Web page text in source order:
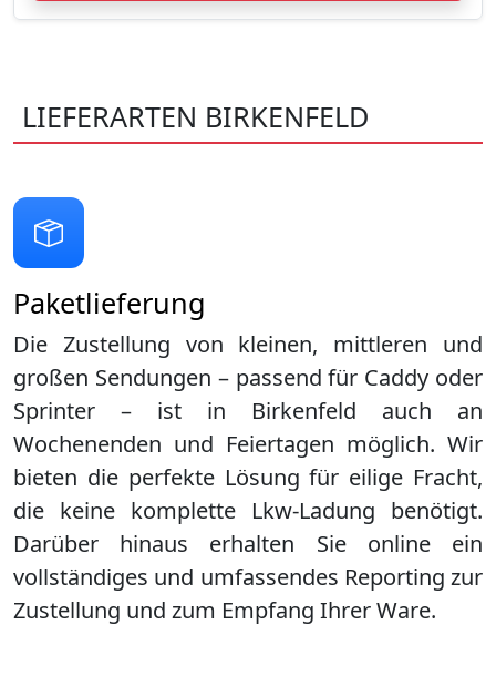
LIEFERARTEN BIRKENFELD
Paketlieferung
Die Zustellung von kleinen, mittleren und
großen Sendungen – passend für Caddy oder
Sprinter – ist in Birkenfeld auch an
Wochenenden und Feiertagen möglich. Wir
bieten die perfekte Lösung für eilige Fracht,
die keine komplette Lkw-Ladung benötigt.
Darüber hinaus erhalten Sie online ein
vollständiges und umfassendes Reporting zur
Zustellung und zum Empfang Ihrer Ware.